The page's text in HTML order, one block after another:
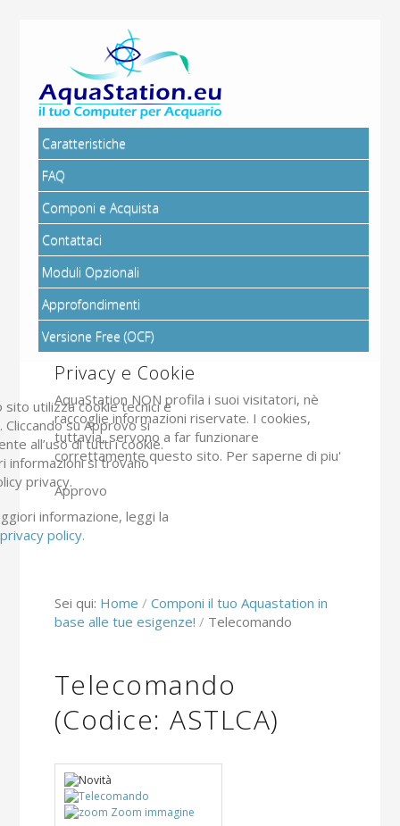
Caratteristiche
FAQ
Componi e Acquista
Contattaci
Moduli Opzionali
Approfondimenti
Versione Free (OCF)
Privacy e Cookie
AquaStation NON profila i suoi visitatori, nè
raccoglie informazioni riservate. I cookies,
tuttavia, servono a far funzionare
correttamente questo sito. Per saperne di piu'
Approvo
sito utilizza cookie tecnici e
Cliccando su Approvo si
all’uso di tutti i cookie.
informazioni si trovano
privacy.
informazione, leggi la
privacy policy.
Sei qui: Home
Componi il tuo Aquastation in
base alle tue esigenze!
Telecomando
Telecomando
(Codice:ASTLCA)
Zoom immagine